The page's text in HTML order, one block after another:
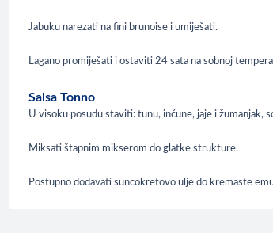
Jabuku narezati na fini brunoise i umiješati.
Lagano promiješati i ostaviti 24 sata na sobnoj
Salsa Tonno
U visoku posudu staviti: tunu, inćune, jaje i žumanjak,
Miksati štapnim mikserom do glatke strukture.
Postupno dodavati suncokretovo ulje do kremaste